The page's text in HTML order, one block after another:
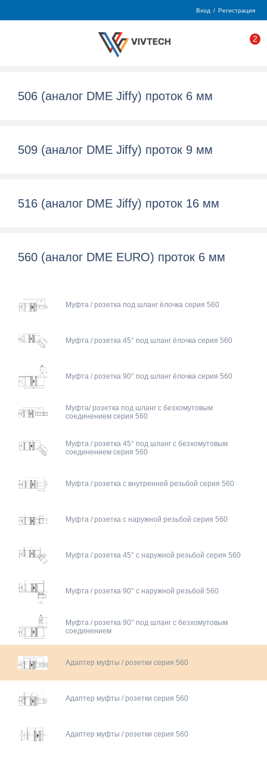
Вход / Регистрация
2
506 (аналог DME Jiffy) проток 6 мм
509 (аналог DME Jiffy) проток 9 мм
516 (аналог DME Jiffy) проток 16 мм
560 (аналог DME EURO) проток 6 мм
Муфта / розетка под шланг ёлочка серия 560
Муфта / розетка 45° под шланг ёлочка серия 560
Муфта / розетка 90° под шланг ёлочка серия 560
Муфта/ розетка под шланг с безхомутовым
соединением серия 560
Муфта / розетка 45° под шланг с безхомутовым
соединением серия 560
Муфта / розетка с внутренней резьбой серия 560
Муфта / розетка с наружной резьбой серия 560
Муфта / розетка 45° с наружной резьбой серия 560
Муфта / розетка 90° с наружной резьбой 560
Муфта / розетка 90° под шланг с безхомутовым
соединением
Адаптер муфты / розетки серия 560
Адаптер муфты / розетки серия 560
Адаптер муфты / розетки серия 560